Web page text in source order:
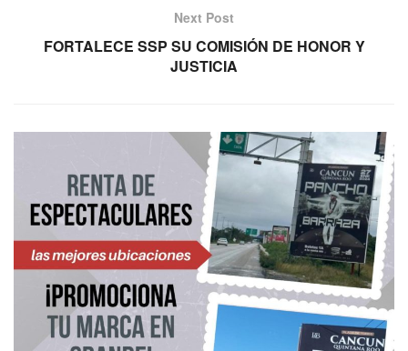
Next Post
FORTALECE SSP SU COMISIÓN DE HONOR Y
JUSTICIA